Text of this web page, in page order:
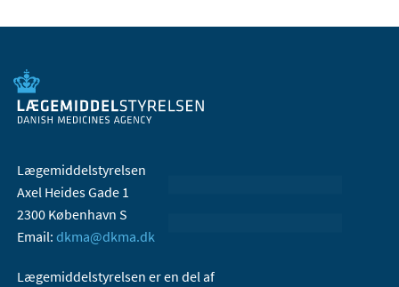
Lægemiddelstyrelsen
Axel Heides Gade 1
2300 København S
Email: dkma@dkma.dk
Lægemiddelstyrelsen er en del af